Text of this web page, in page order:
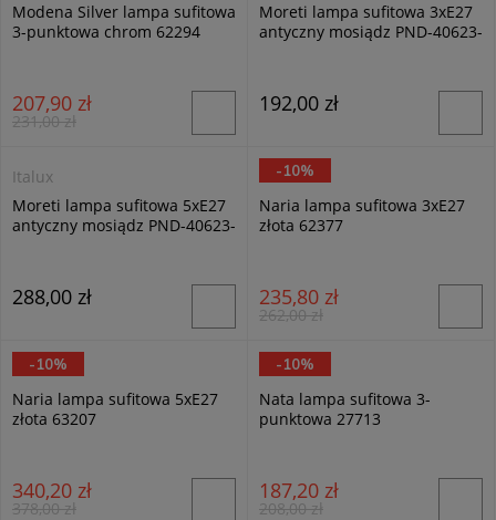
Modena Silver lampa sufitowa
3-punktowa chrom 62294
207,90 zł
231,00 zł
Moreti lampa sufitowa 3xE27
antyczny mosiądz PND-40623-
192,00 zł
Italux
Moreti lampa sufitowa 5xE27
antyczny mosiądz PND-40623-
288,00 zł
Alfa
Naria lampa sufitowa 3xE27
złota 62377
235,80 zł
262,00 zł
-10%
Alfa
Naria lampa sufitowa 5xE27
złota 63207
340,20 zł
378,00 zł
-10%
Alfa
Nata lampa sufitowa 3-
punktowa 27713
187,20 zł
208,00 zł
-10%